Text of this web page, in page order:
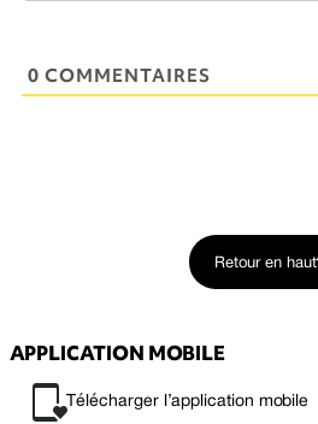
0 COMMENTAIRES
Retour en haut
APPLICATION MOBILE
Télécharger l’application mobile